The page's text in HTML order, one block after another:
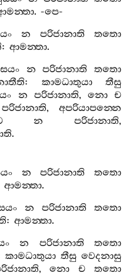
. -පෙ-
න පරිජානාති
තතො
: ආමන‍්තා.
න පරිජානාති
තතො
: කාමධාතුයා
තීසු
න පරිජානාති, නො ච
පරිජානාති, අපරියාපන‍්නෙ
න පරිජානාති,
.
න පරිජානාති
තතො
ආමන‍්තා.
න පරිජානාති
තතො
: ආමන‍්තා.
න පරිජානාති
තතො
කාමධාතුයා තීසු වෙදනාසු
,නො ච තතො